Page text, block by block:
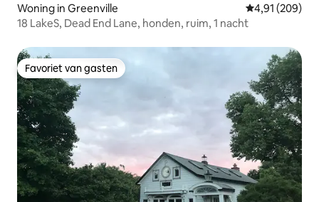
Woning in Greenville Gemiddelde
4,91 (209)
18 LakeS, Dead End Lane, honden, ruim, 1 nacht
Favoriet van gasten
Favoriet van gasten